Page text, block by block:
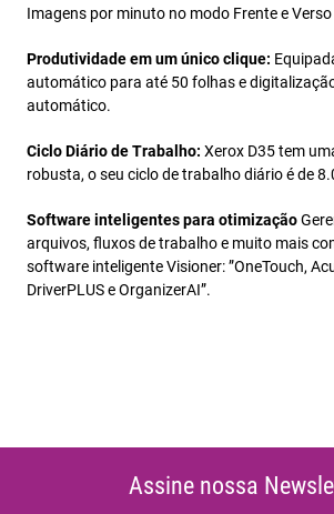
Imagens por minuto no modo Frente e
Produtividade em um único clique:
automático para até 50 folhas e
automático.
Ciclo Diário de Trabalho: Xerox D35 tem
robusta, o seu ciclo de trabalho diário é de
Software inteligentes para otimização
arquivos, fluxos de trabalho e muito mais
software inteligente Visioner: ”OneTouch,
DriverPLUS e OrganizerAI”.
Assine nossa